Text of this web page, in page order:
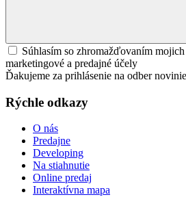
Súhlasím so zhromažďovaním
marketingové a predajné účely
Ďakujeme za prihlásenie na odber
Rýchle odkazy
O nás
Predajne
Developing
Na stiahnutie
Online predaj
Interaktívna mapa